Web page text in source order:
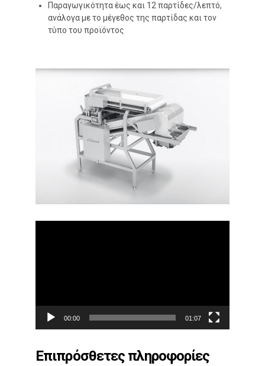
Παραγωγικότητα έως και 12 παρτίδες/λεπτό,
ανάλογα με το μέγεθος της παρτίδας και τον
τύπο του προϊόντος
00:00 01:07
Επιπρόσθετες πληροφορίες